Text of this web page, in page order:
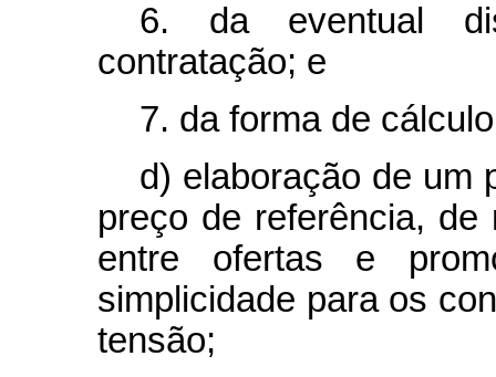
6. da eventual
contratação; e
7. da forma de
d) elaboração de um
preço de referência,
entre ofertas e
simplicidade para os
tensão;